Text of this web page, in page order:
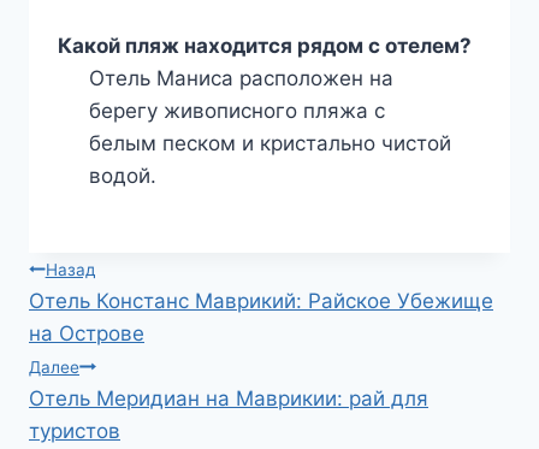
Какой пляж находится рядом с отелем?
Отель Маниса расположен на
берегу живописного пляжа с
белым песком и кристально чистой
водой.
Навигация
по
записям
Назад
Отель Констанс Маврикий: Райское Убежище
на Острове
Далее
Отель Меридиан на Маврикии: рай для
туристов